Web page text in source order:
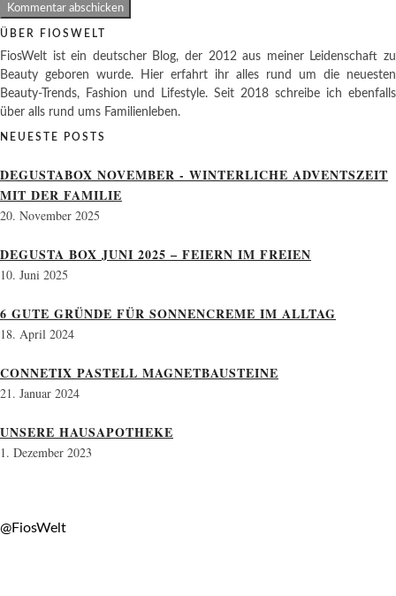
ÜBER FIOSWELT
FiosWelt ist ein deutscher Blog, der 2012 aus meiner Leidenschaft zu
Beauty geboren wurde. Hier erfahrt ihr alles rund um die neuesten
Beauty-Trends, Fashion und Lifestyle. Seit 2018 schreibe ich ebenfalls
über alls rund ums Familienleben.
NEUESTE POSTS
DEGUSTABOX NOVEMBER - WINTERLICHE ADVENTSZEIT
MIT DER FAMILIE
20. November 2025
DEGUSTA BOX JUNI 2025 – FEIERN IM FREIEN
10. Juni 2025
6 GUTE GRÜNDE FÜR SONNENCREME IM ALLTAG
18. April 2024
CONNETIX PASTELL MAGNETBAUSTEINE
21. Januar 2024
UNSERE HAUSAPOTHEKE
1. Dezember 2023
@FiosWelt